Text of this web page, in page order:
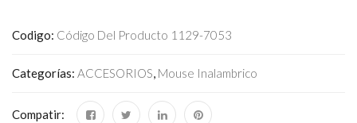
Codigo: Código Del Producto 1129-7053
Categorías: ACCESORIOS, Mouse Inalambrico
Compatir: